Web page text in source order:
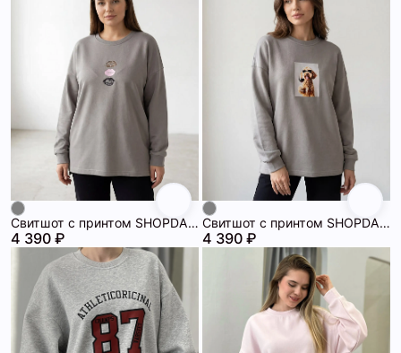
Свитшот с принтом SHOPDAANNA 72462560\10
4 390 ₽
Свитшот с принтом SHOPDAANNA 72462558\10
4 390 ₽